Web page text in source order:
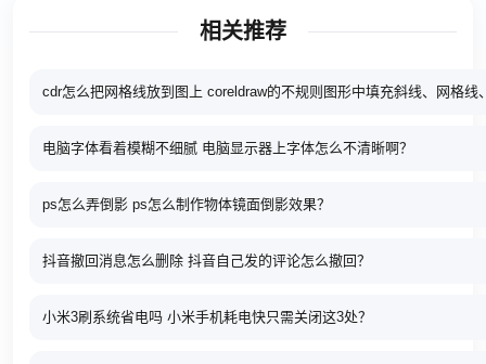
相关推荐
cdr怎么把网格线放到图上 coreldraw的不规则图形中填充斜线、网格线
电脑字体看着模糊不细腻 电脑显示器上字体怎么不清晰啊？
ps怎么弄倒影 ps怎么制作物体镜面倒影效果？
抖音撤回消息怎么删除 抖音自己发的评论怎么撤回？
小米3刷系统省电吗 小米手机耗电快只需关闭这3处？